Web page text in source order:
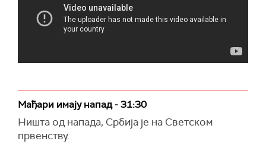
Мађари имају напад - 31:30
Ништа од напада, Србија је на Светском
првенству.